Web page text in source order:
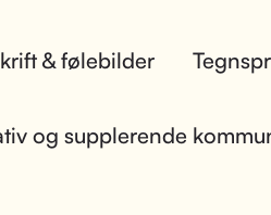
& følebilder
og supplerende